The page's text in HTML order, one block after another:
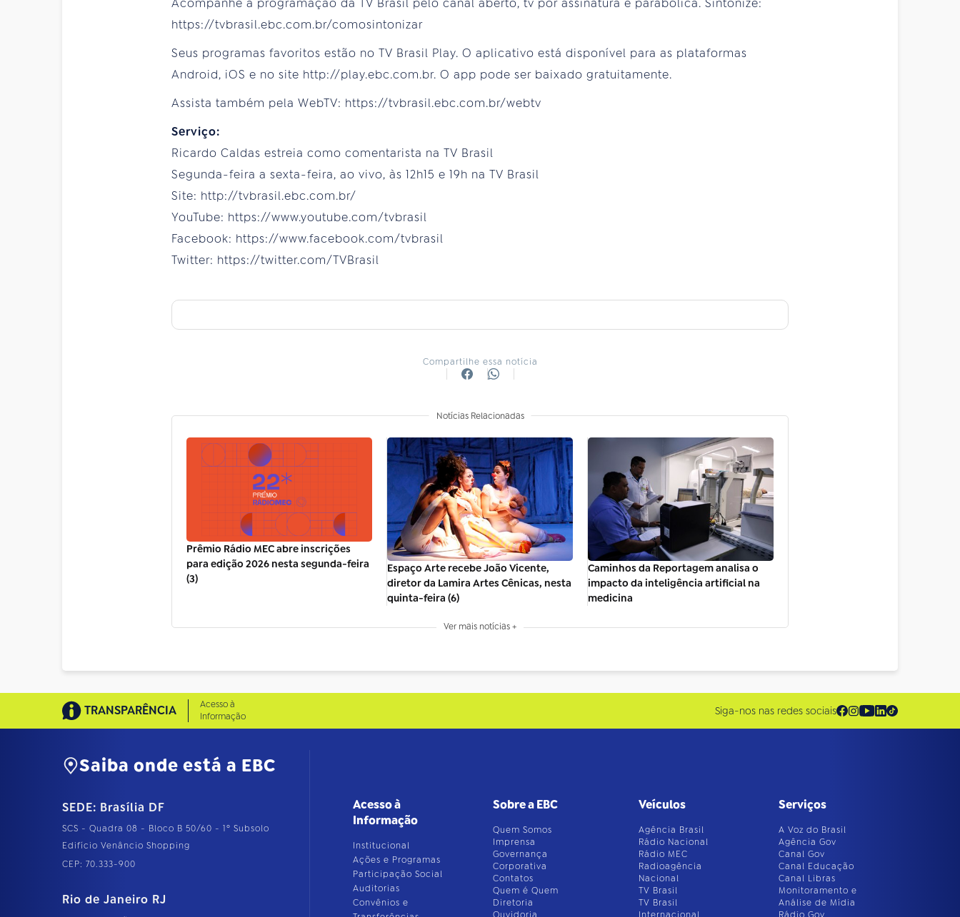
Acompanhe a programação da TV Brasil pelo canal aberto, tv por assinatura e parabólica. Sintonize:
https://tvbrasil.ebc.com.br/comosintonizar
Seus programas favoritos estão no TV Brasil Play. O aplicativo está disponível para as plataformas
Android, iOS e no site http://play.ebc.com.br. O app pode ser baixado gratuitamente.
Assista também pela WebTV: https://tvbrasil.ebc.com.br/webtv
Serviço:
Ricardo Caldas estreia como comentarista na TV Brasil
Segunda-feira a sexta-feira, ao vivo, às 12h15 e 19h na TV Brasil
Site: http://tvbrasil.ebc.com.br/
YouTube: https://www.youtube.com/tvbrasil
Facebook: https://www.facebook.com/tvbrasil
Twitter: https://twitter.com/TVBrasil
Compartilhe essa notícia
Notícias Relacionadas
Prêmio Rádio MEC abre inscrições
para edição 2026 nesta segunda-feira
(3)
Espaço Arte recebe João Vicente,
diretor da Lamira Artes Cênicas, nesta
quinta-feira (6)
Caminhos da Reportagem analisa o
impacto da inteligência artificial na
medicina
Ver mais notícias +
TRANSPARÊNCIA
Acesso à
Informação
Siga-nos nas redes sociais
Saiba onde está a EBC
SEDE: Brasília DF
SCS - Quadra 08 - Bloco B 50/60 - 1º Subsolo
Edifício Venâncio Shopping
CEP: 70.333-900
Rio de Janeiro RJ
Acesso à
Informação
Institucional
Ações e Programas
Participação Social
Auditorias
Convênios e
Sobre a EBC
Quem Somos
Imprensa
Governança
Corporativa
Contatos
Quem é Quem
Diretoria
Veículos
Agência Brasil
Rádio Nacional
Rádio MEC
Radioagência
Nacional
TV Brasil
TV Brasil
Serviços
A Voz do Brasil
Agência Gov
Canal Gov
Canal Educação
Canal Libras
Monitoramento e
Análise de Mídia